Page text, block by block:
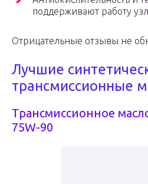
поддерживают работу
Отрицательные отзывы не
Лучшие
трансмиссионные
Трансмиссионное
75W-90